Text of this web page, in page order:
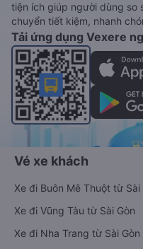
tiện ích giúp người dùng so
chuyển tiết kiệm, nhanh
Tải ứng dụng Vexere
Vé xe khách
Xe đi Buôn Mê Thuột từ Sài
Xe đi Vũng Tàu từ Sài Gòn
Xe đi Nha Trang từ Sài Gòn